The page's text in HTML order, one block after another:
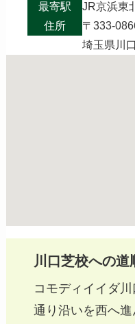
最寄駅
JR京浜東
住所
〒333-
埼玉県川
川口芝校への道
コモディイイダ
通り沿いを西へ進